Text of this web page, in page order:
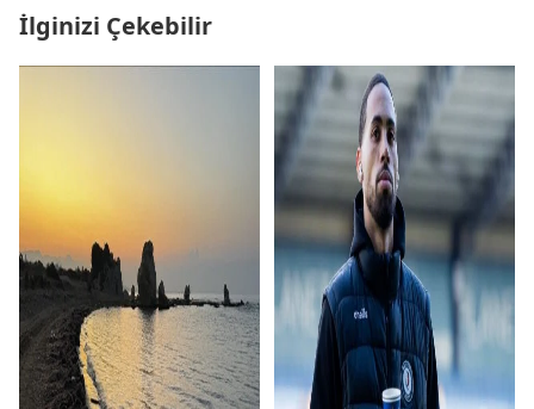
İlginizi Çekebilir